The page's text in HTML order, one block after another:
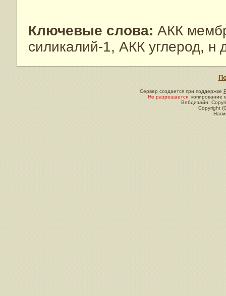
Ключевые слова: АКК
силикалий-1, АКК углерод, н
Сервер создается при поддержке
Не разрешается копирование
Вебдизайн:
Copyright